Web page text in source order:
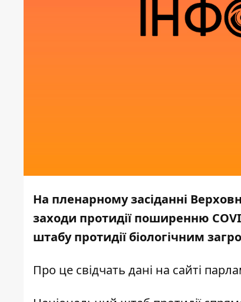
На пленарному засіданні
заходи протидії поширенню
штабу протидії біологічним
Про це свідчать дані на сайті